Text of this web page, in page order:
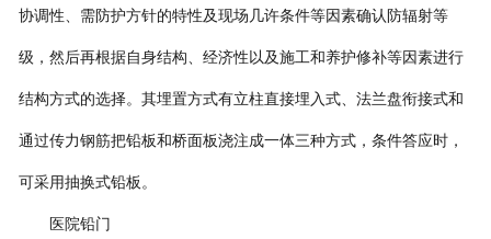
联系我们
协调性、需防护方针的特性及现场几许条件等因素确认防辐射等
级，然后再根据自身结构、经济性以及施工和养护修补等因素进行
结构方式的选择。其埋置方式有立柱直接埋入式、法兰盘衔接式和
通过传力钢筋把铅板和桥面板浇注成一体三种方式，条件答应时，
可采用抽换式铅板。
医院铅门